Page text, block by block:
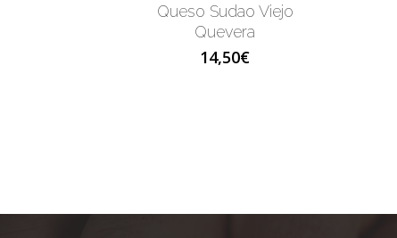
Queso Sudao Viejo
Quevera
14,50€